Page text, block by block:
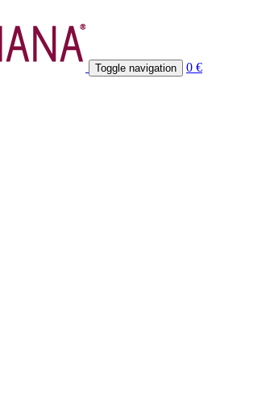
Toggle navigation 0 €